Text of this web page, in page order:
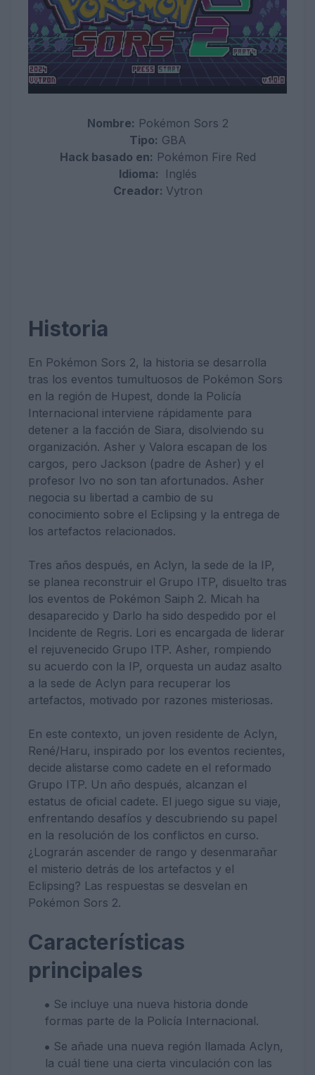
Nombre: Pokémon Sors 2
Tipo: GBA
Hack basado en: Pokémon Fire Red
Idioma:
Inglés
Creador: Vytron
Historia
En Pokémon Sors 2, la historia se desarrolla
tras los eventos tumultuosos de Pokémon Sors
en la región de Hupest, donde la Policía
Internacional interviene rápidamente para
detener a la facción de Siara, disolviendo su
organización. Asher y Valora escapan de los
cargos, pero Jackson (padre de Asher) y el
profesor Ivo no son tan afortunados. Asher
negocia su libertad a cambio de su
conocimiento sobre el Eclipsing y la entrega de
los artefactos relacionados.
Tres años después, en Aclyn, la sede de la IP,
se planea reconstruir el Grupo ITP, disuelto tras
los eventos de Pokémon Saiph 2. Micah ha
desaparecido y Darlo ha sido despedido por el
Incidente de Regris. Lori es encargada de liderar
el rejuvenecido Grupo ITP. Asher, rompiendo
su acuerdo con la IP, orquesta un audaz asalto
a la sede de Aclyn para recuperar los
artefactos, motivado por razones misteriosas.
En este contexto, un joven residente de Aclyn,
René/Haru, inspirado por los eventos recientes,
decide alistarse como cadete en el reformado
Grupo ITP. Un año después, alcanzan el
estatus de oficial cadete. El juego sigue su viaje,
enfrentando desafíos y descubriendo su papel
en la resolución de los conflictos en curso.
¿Lograrán ascender de rango y desenmarañar
el misterio detrás de los artefactos y el
Eclipsing? Las respuestas se desvelan en
Pokémon Sors 2.
Características
principales
Se incluye una nueva historia donde
formas parte de la Policía Internacional.
Se añade una nueva región llamada Aclyn,
la cuál tiene una cierta vinculación con las